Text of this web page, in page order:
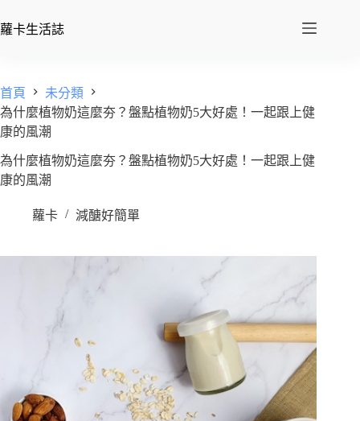
蘿卡生活誌
首頁
未分類
為什麼植物奶這麼夯？盤點植物奶5大好處！一起跟上健
康的風潮
為什麼植物奶這麼夯？盤點植物奶5大好處！一起跟上健
康的風潮
蘿卡 減醣好簡單